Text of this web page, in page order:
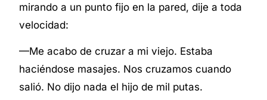
mirando a un punto fijo en la pared, dije a toda
velocidad:
—Me acabo de cruzar a mi viejo. Estaba
haciéndose masajes. Nos cruzamos cuando
salió. No dijo nada el hijo de mil putas.